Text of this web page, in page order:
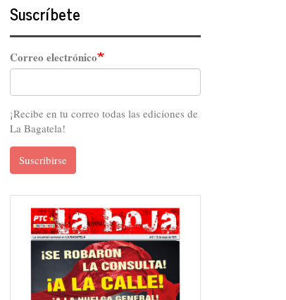
Suscríbete
Correo electrónico
¡Recibe en tu correo todas las ediciones de
La Bagatela!
Suscribirse